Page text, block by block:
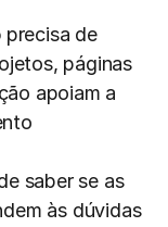
precisa de
páginas
apoiam a
saber se as
às dúvidas